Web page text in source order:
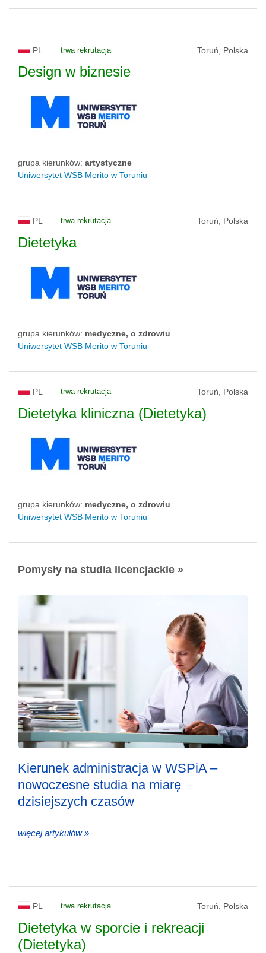
PL trwa rekrutacja Toruń, Polska
Design w biznesie
grupa kierunków: artystyczne
Uniwersytet WSB Merito w Toruniu
PL trwa rekrutacja Toruń, Polska
Dietetyka
grupa kierunków: medyczne, o zdrowiu
Uniwersytet WSB Merito w Toruniu
PL trwa rekrutacja Toruń, Polska
Dietetyka kliniczna (Dietetyka)
grupa kierunków: medyczne, o zdrowiu
Uniwersytet WSB Merito w Toruniu
Pomysły na studia licencjackie »
Kierunek administracja w WSPiA –
nowoczesne studia na miarę
dzisiejszych czasów
więcej artykułów »
PL trwa rekrutacja Toruń, Polska
Dietetyka w sporcie i rekreacji
(Dietetyka)